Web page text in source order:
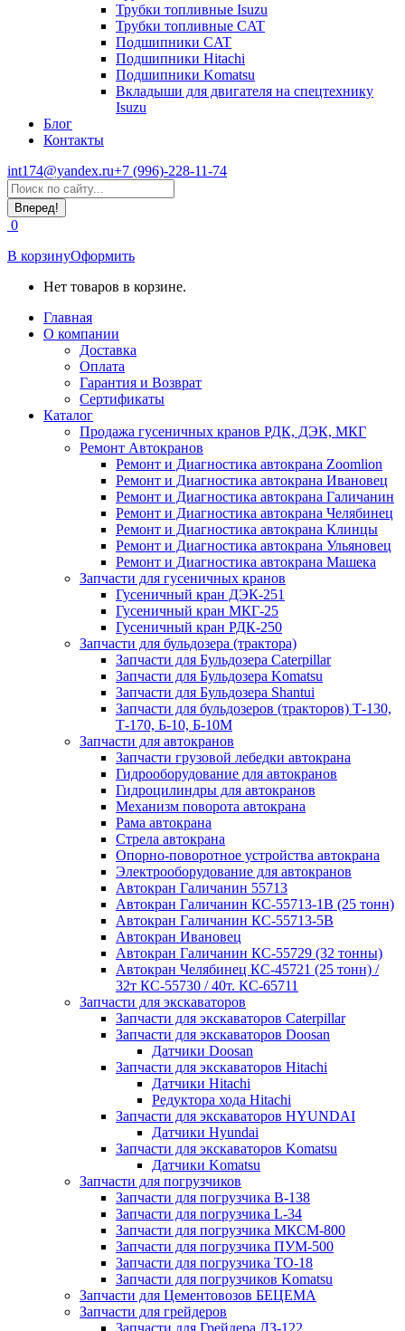
Трубки топливные Isuzu
Трубки топливные CAT
Подшипники CAT
Подшипники Hitachi
Подшипники Komatsu
Вкладыши для двигателя на спецтехнику
Isuzu
Блог
Контакты
int174@yandex.ru+7 (996)-228-11-74
Страница
WhatsApp
открывается
в
новом
окне
Поиск:
0
В корзинуОформить
Нет товаров в корзине.
Главная
О компании
Доставка
Оплата
Гарантия и Возврат
Сертификаты
Каталог
Продажа гусеничных кранов РДК, ДЭК, МКГ
Ремонт Автокранов
Ремонт и Диагностика автокрана Zoomlion
Ремонт и Диагностика автокрана Ивановец
Ремонт и Диагностика автокрана Галичанин
Ремонт и Диагностика автокрана Челябинец
Ремонт и Диагностика автокрана Клинцы
Ремонт и Диагностика автокрана Ульяновец
Ремонт и Диагностика автокрана Машека
Запчасти для гусеничных кранов
Гусеничный кран ДЭК-251
Гусеничный кран МКГ-25
Гусеничный кран РДК-250
Запчасти для бульдозера (трактора)
Запчасти для Бульдозера Caterpillar
Запчасти для Бульдозера Komatsu
Запчасти для Бульдозера Shantui
Запчасти для бульдозеров (тракторов) Т-130,
Т-170, Б-10, Б-10М
Запчасти для автокранов
Запчасти грузовой лебедки автокрана
Гидрооборудование для автокранов
Гидроцилиндры для автокранов
Механизм поворота автокрана
Рама автокрана
Стрела автокрана
Опорно-поворотное устройства автокрана
Электрооборудование для автокранов
Автокран Галичанин 55713
Автокран Галичанин КС-55713-1В (25 тонн)
Автокран Галичанин КС-55713-5В
Автокран Ивановец
Автокран Галичанин КС-55729 (32 тонны)
Автокран Челябинец КС-45721 (25 тонн) /
32т КС-55730 / 40т. КС-65711
Запчасти для экскаваторов
Запчасти для экскаваторов Caterpillar
Запчасти для экскаваторов Doosan
Датчики Doosan
Запчасти для экскаваторов Hitachi
Датчики Hitachi
Редуктора хода Hitachi
Запчасти для экскаваторов HYUNDAI
Датчики Hyundai
Запчасти для экскаваторов Komatsu
Датчики Komatsu
Запчасти для погрузчиков
Запчасти для погрузчика B-138
Запчасти для погрузчика L-34
Запчасти для погрузчика МКСМ-800
Запчасти для погрузчика ПУМ-500
Запчасти для погрузчика ТО-18
Запчасти для погрузчиков Komatsu
Запчасти для Цементовозов БЕЦЕМА
Запчасти для грейдеров
Запчасти для Грейдера ДЗ-122